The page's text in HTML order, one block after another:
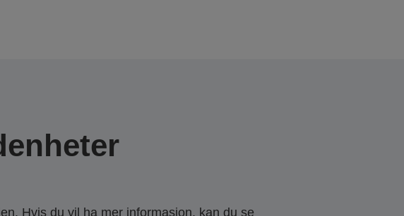
Hvis du vil ha mer informasjon, kan du se